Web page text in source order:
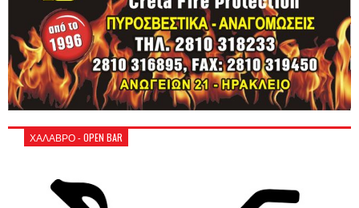
ΧΑΛΑΒΡΟ - OPEN BAR